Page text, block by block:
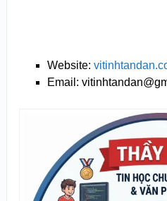
Website:
Email: